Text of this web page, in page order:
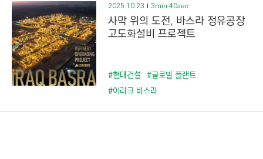
O
N
)
2025.10.23 3min 40sec
사막 위의 도전, 바스라 정유공장
고도화설비 프로젝트
#현대건설 #글로벌 플랜트
#이라크 바스라